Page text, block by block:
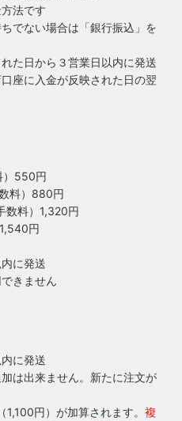
担当者が修理を行いま
明やアンティーク照明は修理
、当店では器具を製作した本
復活・特殊な絶縁体
のソケットシェルを使うこ
く前のソケットに使われて
）はご覧の通り炭化してボロ
頼し、特殊カーボンを使いオ
使い頂けます。
法です
でない場合は「銀行振込」を
た日から３営業日以内に発送
座に入金が反映された日の翌
）550円
料）880円
料）1,320円
円
に発送
きません
に発送
は出来ません。新たに注文が
円）が加算されます。 複